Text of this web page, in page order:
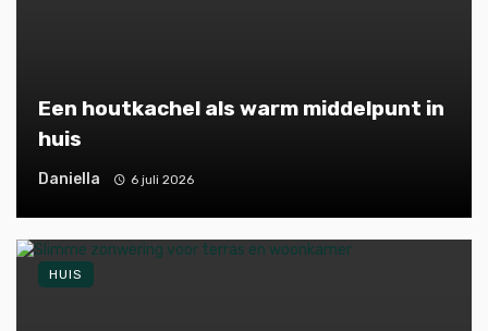
Een houtkachel als warm middelpunt in
huis
Daniella 6 juli 2026
HUIS